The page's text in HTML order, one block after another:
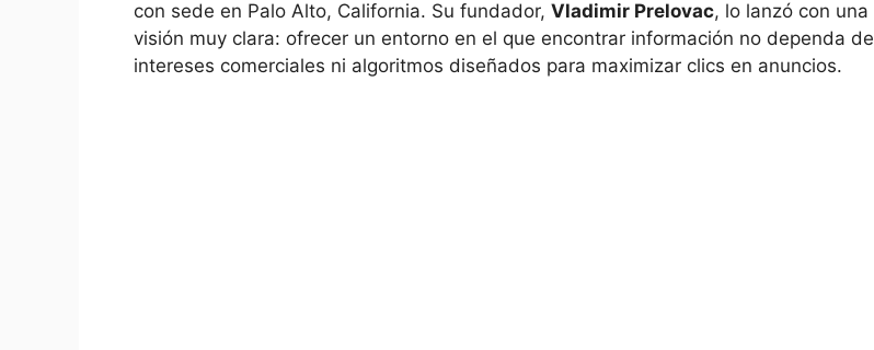
con sede en Palo Alto, California. Su fundador, Vladimir Prelovac, lo lanzó con una
visión muy clara: ofrecer un entorno en el que encontrar información no dependa de
intereses comerciales ni algoritmos diseñados para maximizar clics en anuncios.